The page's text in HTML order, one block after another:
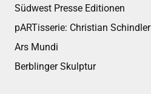
Südwest Presse Editionen
pARTisserie: Christian Schindler
Ars Mundi
Berblinger Skulptur